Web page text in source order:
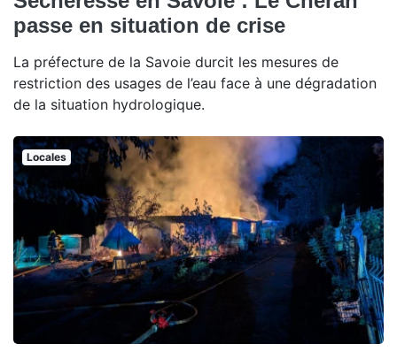
passe en situation de crise
La préfecture de la Savoie durcit les mesures de
restriction des usages de l’eau face à une dégradation
de la situation hydrologique.
Locales